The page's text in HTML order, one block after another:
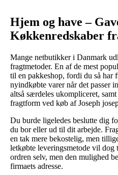
Hjem og have –
Køkkenredskaber
Mange netbutikker i Danmark
fragtmetoder. En af de mest
til en pakkeshop, fordi du så har
nyindkøbte varer når det passer
altså særdeles ukompliceret,
fragtform ved køb af Joseph
Du burde ligeledes beslutte dig
du bor eller ud til dit arbejde.
en tak mere bekostelig, men
letkøbte leveringsmetode vil
ordren selv, men den mulighed
firmaets adresse.